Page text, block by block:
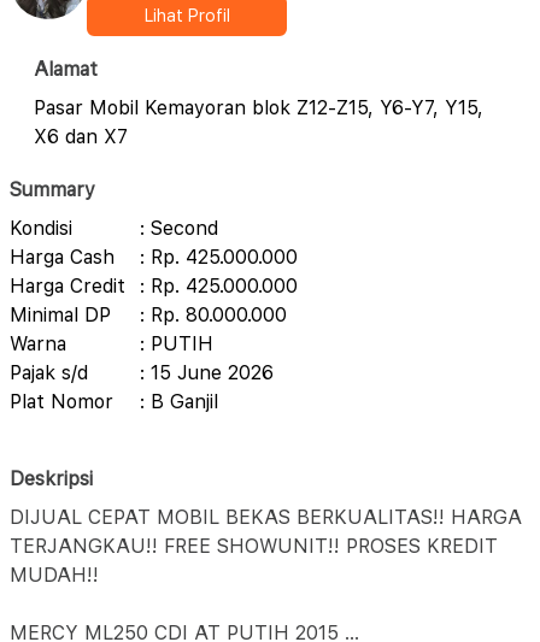
Lihat Profil
Alamat
Pasar Mobil Kemayoran blok Z12-Z15, Y6-Y7, Y15,
X6 dan X7
Summary
Kondisi
: Second
Harga Cash
: Rp. 425.000.000
Harga Credit
: Rp. 425.000.000
Minimal DP
: Rp. 80.000.000
Warna
: PUTIH
Pajak s/d
: 15 June 2026
Plat Nomor
: B Ganjil
Deskripsi
DIJUAL CEPAT MOBIL BEKAS BERKUALITAS!! HARGA
TERJANGKAU!! FREE SHOWUNIT!! PROSES KREDIT
MUDAH!!
MERCY ML250 CDI AT PUTIH 2015 ...